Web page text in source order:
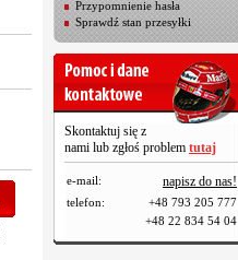
Przypomnienie hasła
Sprawdź stan przesyłki
Skontaktuj się z
nami lub zgłoś problem tutaj
e-mail: napisz do nas!
telefon:
+48 793 205 777
+48 22 834 54 04